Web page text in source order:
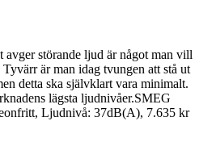
avger störande ljud är något man vill
är man idag tvungen att stå ut
detta ska självklart vara minimalt.
lägsta ljudnivåer.SMEG
Ljudnivå: 37dB(A), 7.635 kr